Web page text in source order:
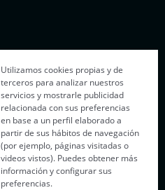
Utilizamos cookies propias y de
terceros para analizar nuestros
servicios y mostrarle publicidad
relacionada con sus preferencias
en base a un perfil elaborado a
partir de sus hábitos de navegación
(por ejemplo, páginas visitadas o
videos vistos). Puedes obtener más
información y configurar sus
preferencias.